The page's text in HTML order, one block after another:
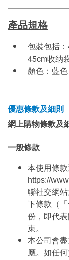
產品規格
包裝包括
45cm收纳
顏色：藍色
優惠條款及細則
網上購物條款及
一般條款
本使用條
https://
聯社交網
下條款（
份，即代
束。
本公司會
應。如任